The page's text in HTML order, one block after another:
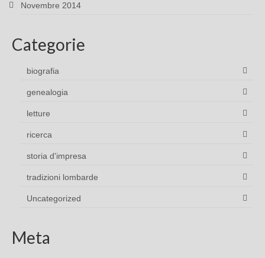
Novembre 2014
Categorie
biografia
genealogia
letture
ricerca
storia d'impresa
tradizioni lombarde
Uncategorized
Meta